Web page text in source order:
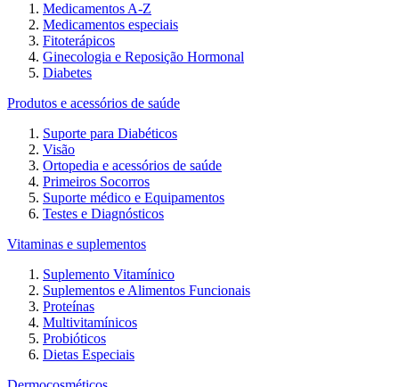
Medicamentos A-Z
Medicamentos especiais
Fitoterápicos
Ginecologia e Reposição Hormonal
Diabetes
Produtos e acessórios de saúde
Suporte para Diabéticos
Visão
Ortopedia e acessórios de saúde
Primeiros Socorros
Suporte médico e Equipamentos
Testes e Diagnósticos
Vitaminas e suplementos
Suplemento Vitamínico
Suplementos e Alimentos Funcionais
Proteínas
Multivitamínicos
Probióticos
Dietas Especiais